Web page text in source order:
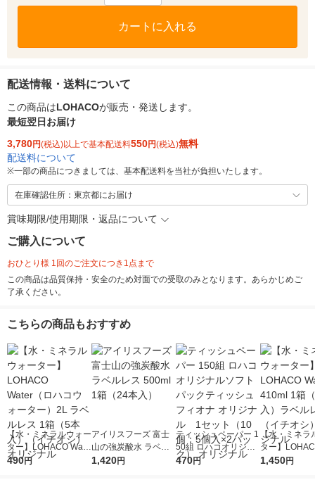
カートに入れる
配送情報・送料について
この商品はLOHACOが販売・発送します。
最短翌日お届け
3,780円(税込)以上で基本配送料550円(税込)無料
配送料について
※一部の商品につきましては、基本配送料を当社が負担いたします。
在庫確認住所：東京都にお届け
賞味期限/使用期限・返品について
ご購入について
おひとり様 1回のご注文につき1点まで
この商品は品質保持・安全のため対面での受取のみとなります。あらかじめご
了承ください。
こちらの商品もおすすめ
【水・ミネラルウォー
ター】LOHACO Wate
r（ロハコウォータ
490円
アイリスフーズ 富士
山の強炭酸水 ラベル
レス 500ml 1箱（24
1,420円
ティッシュペーパー 1
50組 ロハコオリジナ
ルソフトパックティッ
470円
【水・ミネラ
ター】
r 410ml 1箱（
1,450円